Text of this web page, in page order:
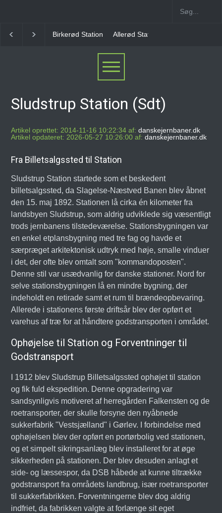
Allerød Station Favrholm Station
Sludstrup Station (Sdt)
Artikel oprettet: 2014-11-16 10:22:34 af: danskejernbaner.dk
Artikel opdateret: 2026-05-27 10:26:00 af: danskejernbaner.dk
Fra Billetsalgssted til Station
Sludstrup Station startede som et beskedent
billetsalgssted, da Slagelse-Næstved Banen blev åbnet
den 15. maj 1892. Stationen lå cirka én kilometer fra
landsbyen Sludstrup, som aldrig udviklede sig væsentligt
trods jernbanens tilstedeværelse. Stationsbygningen var
en enkel etplansbygning med tre fag og havde et
særpræget arkitektonisk udtryk med høje, smalle vinduer
i det, der ofte blev omtalt som "kommandoposten".
Denne stil var usædvanlig for danske stationer. Nord for
selve stationsbygningen lå en mindre bygning, der
indeholdt en retirade samt et rum til brændeopbevaring.
Allerede i stationens første driftsår blev der opført et
varehus af træ for at håndtere godstransporten i området.
Ophøjelse til Station og Forventninger til
Godstransport
I 1912 blev Sludstrup Billetsalgssted ophøjet til station
og fik fuld ekspedition. Denne opgradering var
sandsynligvis motiveret af herregården Falkensten og de
roetransporter, der skulle forsyne den nyåbnede
sukkerfabrik "Vestsjælland" i Gørlev. I forbindelse med
ophøjelsen blev der opført en portørbolig ved stationen,
og et simpelt sikringsanlæg blev installeret for at øge
sikkerheden på stationen. Der blev desuden anlagt et
side- og læssespor, da DSB håbede at kunne tiltrække
godstransport fra områdets landbrug, især roetransporter
til sukkerfabrikken. Forventningerne blev dog aldrig
indfriet, da fabrikken valgte at forlænge sit eget